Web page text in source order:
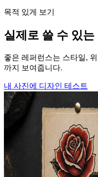
목적 있게 보기
실제로 쓸 수 있는
좋은 레퍼런스는 스타일,
까지 보여줍니다.
내 사진에 디자인 테스트